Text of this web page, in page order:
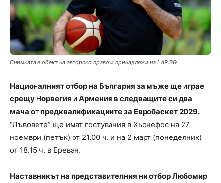
Снимката е обект на авторско право и принадлежи на LAP.BG
Националният отбор на България за мъже ще играе
срещу Норвегия и Армения в следващите си два
мача от предквалификациите за Евробаскет 2029.
“Лъвовете” ще имат гостувания в Хьонефос на 27
ноември (петък) от 21.00 ч. и на 2 март (понеделник)
от 18.15 ч. в Ереван.
Наставникът на представителния ни отбор Любомир